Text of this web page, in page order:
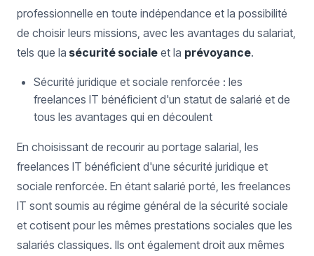
professionnelle en toute indépendance et la possibilité
de choisir leurs missions, avec les avantages du salariat,
tels que la sécurité sociale et la prévoyance.
Sécurité juridique et sociale renforcée : les
freelances IT bénéficient d'un statut de salarié et de
tous les avantages qui en découlent
En choisissant de recourir au portage salarial, les
freelances IT bénéficient d'une sécurité juridique et
sociale renforcée. En étant salarié porté, les freelances
IT sont soumis au régime général de la sécurité sociale
et cotisent pour les mêmes prestations sociales que les
salariés classiques. Ils ont également droit aux mêmes